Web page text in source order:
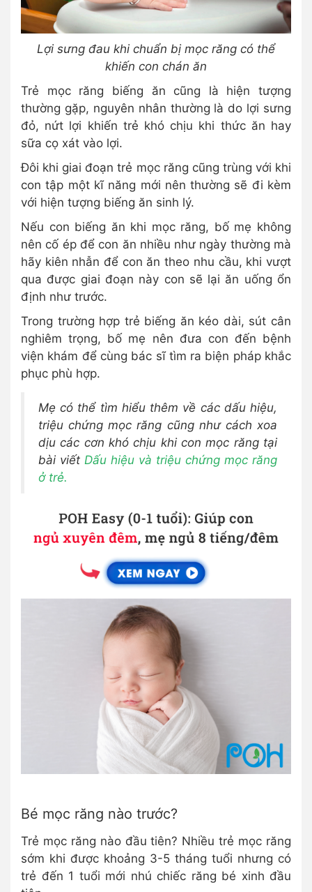
Lợi sưng đau khi chuẩn bị mọc răng có thể
khiến con chán ăn
Trẻ mọc răng biếng ăn cũng là hiện tượng
thường gặp, nguyên nhân thường là do lợi sưng
đỏ, nứt lợi khiến trẻ khó chịu khi thức ăn hay
sữa cọ xát vào lợi.
Đôi khi giai đoạn trẻ mọc răng cũng trùng với khi
con tập một kĩ năng mới nên thường sẽ đi kèm
với hiện tượng biếng ăn sinh lý.
Nếu con biếng ăn khi mọc răng, bố mẹ không
nên cố ép để con ăn nhiều như ngày thường mà
hãy kiên nhẫn để con ăn theo nhu cầu, khi vượt
qua được giai đoạn này con sẽ lại ăn uống ổn
định như trước.
Trong trường hợp trẻ biếng ăn kéo dài, sút cân
nghiêm trọng, bố mẹ nên đưa con đến bệnh
viện khám để cùng bác sĩ tìm ra biện pháp khắc
phục phù hợp.
Mẹ có thể tìm hiểu thêm về các dấu hiệu,
triệu chứng mọc răng cũng như cách xoa
dịu các cơn khó chịu khi con mọc răng tại
bài viết Dấu hiệu và triệu chứng mọc răng
ở trẻ.
Bé mọc răng nào trước?
Trẻ mọc răng nào đầu tiên? Nhiều trẻ mọc răng
sớm khi được khoảng 3-5 tháng tuổi nhưng có
trẻ đến 1 tuổi mới nhú chiếc răng bé xinh đầu